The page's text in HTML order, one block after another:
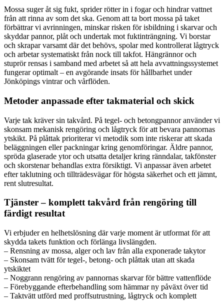
Mossa suger åt sig fukt, sprider rötter in i fogar och hindrar vattnet
från att rinna av som det ska. Genom att ta bort mossa på taket
förbättrar vi avrinningen, minskar risken för isbildning i skarvar och
skyddar pannor, plåt och undertak mot fuktinträngning. Vi borstar
och skrapar varsamt där det behövs, spolar med kontrollerat lågtryck
och arbetar systematiskt från nock till takfot. Hängrännor och
stuprör rensas i samband med arbetet så att hela avvattningssystemet
fungerar optimalt – en avgörande insats för hållbarhet under
Jönköpings vintrar och vårflöden.
Metoder anpassade efter takmaterial och skick
Varje tak kräver sin takvård. På tegel- och betongpannor använder vi
skonsam mekanisk rengöring och lågtryck för att bevara pannornas
ytskikt. På plåttak prioriterar vi metodik som inte riskerar att skada
beläggningen eller packningar kring genomföringar. Äldre pannor,
spröda glaserade ytor och utsatta detaljer kring ränndalar, takfönster
och skorstenar behandlas extra försiktigt. Vi anpassar även arbetet
efter taklutning och tillträdesvägar för högsta säkerhet och ett jämnt,
rent slutresultat.
Tjänster – komplett takvård från rengöring till
färdigt resultat
Vi erbjuder en helhetslösning där varje moment är utformat för att
skydda takets funktion och förlänga livslängden.
– Rensning av mossa, alger och lav från alla exponerade takytor
– Skonsam tvätt för tegel-, betong- och plåttak utan att skada
ytskiktet
– Noggrann rengöring av pannornas skarvar för bättre vattenflöde
– Förebyggande efterbehandling som hämmar ny påväxt över tid
– Taktvätt utförd med proffsutrustning, lågtryck och komplett